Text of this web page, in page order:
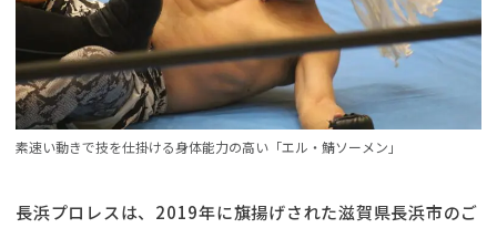
素速い動きで技を仕掛ける身体能力の高い「エル・鯖ソーメン」
長浜プロレスは、2019年に旗揚げされた滋賀県長浜市のご